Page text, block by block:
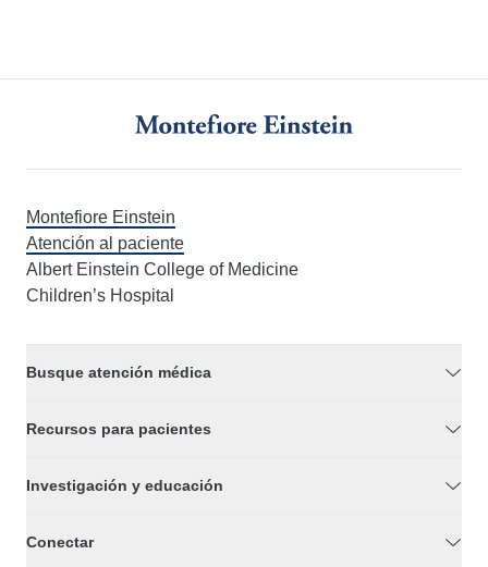
Montefiore Einstein
Atención al paciente
Albert Einstein College of Medicine
Children’s Hospital
Busque atención médica
Recursos para pacientes
Investigación y educación
Conectar